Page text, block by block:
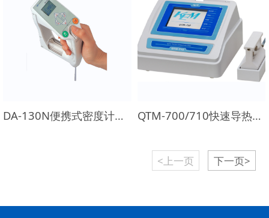
DA-130N便携式密度计比重计 QTM-700/710快速导热系数测定仪
<上一页 下一页>